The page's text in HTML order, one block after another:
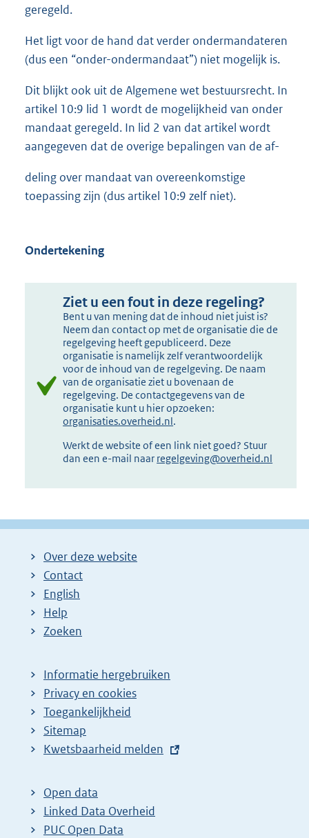
geregeld.
Het ligt voor de hand dat verder ondermandateren
(dus een “onder-ondermandaat”) niet mogelijk is.
Dit blijkt ook uit de Algemene wet bestuursrecht. In
artikel 10:9 lid 1 wordt de mogelijkheid van onder
mandaat geregeld. In lid 2 van dat artikel wordt
aangegeven dat de overige bepalingen van de af-
deling over mandaat van overeenkomstige
toepassing zijn (dus artikel 10:9 zelf niet).
Ondertekening
Ziet u een fout in deze regeling?
Bent u van mening dat de inhoud niet juist is?
Neem dan contact op met de organisatie die de
regelgeving heeft gepubliceerd. Deze
organisatie is namelijk zelf verantwoordelijk
voor de inhoud van de regelgeving. De naam
van de organisatie ziet u bovenaan de
regelgeving. De contactgegevens van de
organisatie kunt u hier opzoeken:
organisaties.overheid.nl.
Werkt de website of een link niet goed? Stuur
dan een e-mail naar regelgeving@overheid.nl
Over deze website
Contact
English
Help
Zoeken
Informatie hergebruiken
Privacy en cookies
Toegankelijkheid
Sitemap
E
t
e
r
Kwetsbaarheid melden
Open data
Linked Data Overheid
PUC Open Data